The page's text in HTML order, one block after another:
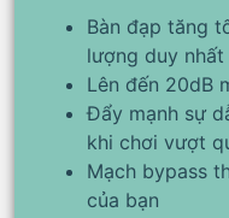
Bàn đạp tăng
lượng duy nhất
Lên đến 20dB
Đẩy mạnh sự
khi chơi vượt
Mạch bypass
của bạn